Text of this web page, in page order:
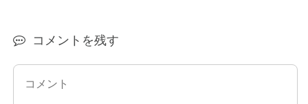
コメントを残す